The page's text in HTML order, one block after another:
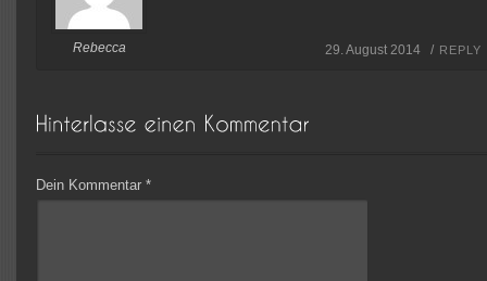
Rebecca 29. August 2014 / REPLY
Dein Kommentar*